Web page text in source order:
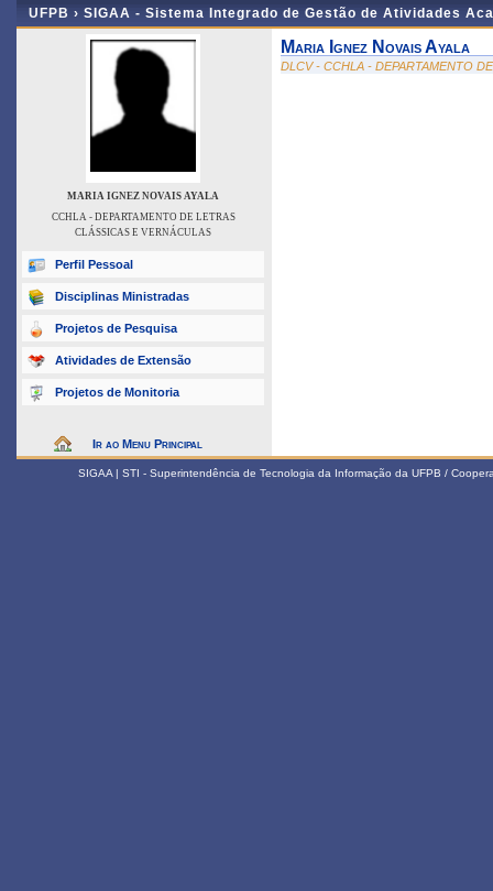
UFPB › SIGAA - Sistema Integrado de Gestão de Atividades
MARIA IGNEZ NOVAIS AYALA
CCHLA - DEPARTAMENTO DE LETRAS
CLÁSSICAS E VERNÁCULAS
Perfil Pessoal
Disciplinas Ministradas
Projetos de Pesquisa
Atividades de Extensão
Projetos de Monitoria
Ir ao Menu Principal
Maria Ignez Novais Ayala
DLCV - CCHLA - DEPARTAMENTO
SIGAA | STI - Superintendência de Tecnologia da Informação da UFPB /